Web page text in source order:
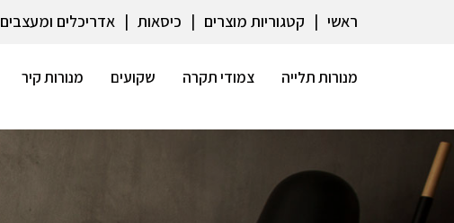
ראשי קטגוריות מוצרים כיסאות אדריכלים ומעצבים
מנורות תלייה צמודי תקרה שקועים מנורות קיר